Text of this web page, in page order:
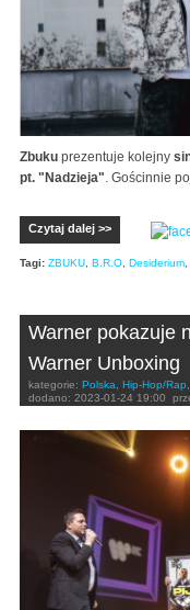
Zbuku prezentuje kolejny
pt. "Nadzieja". Gościnnie
Czytaj dalej >>
Tagi: ZBUKU B.R.O Desiderium
Warner pokazuje
Warner Unboxing
kategorie: Polska Hip-Hop/Rap
dodano: 2023-01-24 19:00